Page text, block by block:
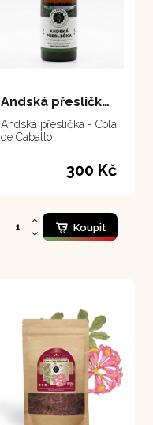
Andská přeslička 50 ml
Andská přeslička - Cola
de Caballo
300 Kč
Koupit